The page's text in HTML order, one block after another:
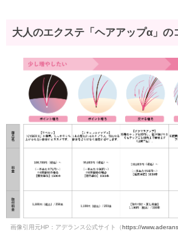
大人のエクステ「ヘアアップα」の
画像引用元HP：アデランス公式サイト（https://